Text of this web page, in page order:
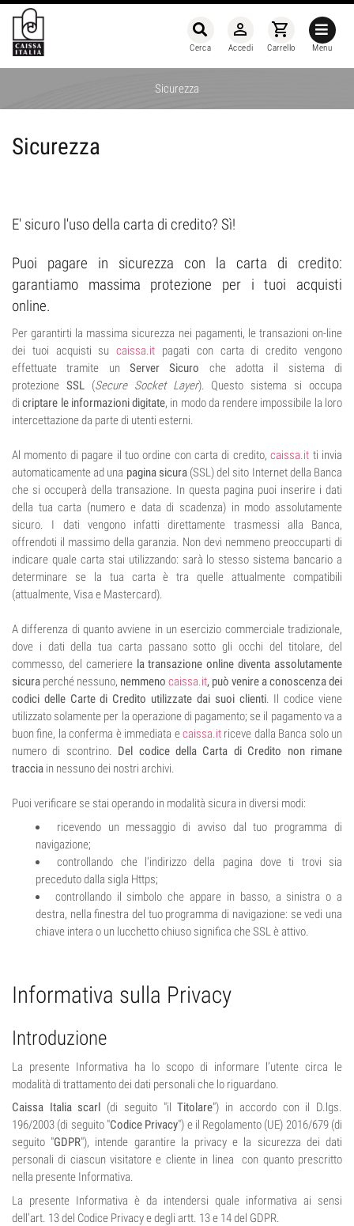
Menu
shopping_cart
Carrello
person_outline
Accedi
Cerca
Sicurezza
Sicurezza
E' sicuro l'uso della carta di credito? Sì!
Puoi pagare in sicurezza con la carta di credito:
garantiamo massima protezione per i tuoi acquisti
online.
Per garantirti la massima sicurezza nei pagamenti, le transazioni on-line
dei tuoi acquisti sucaissa.it pagati con carta di credito vengono
effettuate tramite un Server Sicuro che adotta il sistema di
protezione SSL (Secure Socket Layer). Questo sistema si occupa
dicriptare le informazioni digitate, in modo da rendere impossibile la loro
intercettazione da parte di utenti esterni.
Al momento di pagare il tuo ordine con carta di credito,caissa.it ti invia
automaticamente ad una pagina sicura(SSL) del sito Internet della Banca
che si occuperà della transazione. In questa pagina puoi inserire i dati
della tua carta (numero e data di scadenza) in modo assolutamente
sicuro. I dati vengono infatti direttamente trasmessi alla Banca,
offrendoti il massimo della garanzia. Non devi nemmeno preoccuparti di
indicare quale carta stai utilizzando: sarà lo stesso sistema bancario a
determinare se la tua carta è tra quelle attualmente compatibili
(attualmente, Visa e Mastercard).
A differenza di quanto avviene in un esercizio commerciale tradizionale,
dove i dati della tua carta passano sotto gli occhi del titolare, del
commesso, del cameriere la transazione online diventa assolutamente
sicura perché nessuno, nemmeno caissa.it, può venire a conoscenza dei
codici delle Carte di Credito utilizzate dai suoi clienti. Il codice viene
utilizzato solamente per la operazione di pagamento; se il pagamento va a
buon fine, la conferma è immediata ecaissa.itriceve dalla Banca solo un
numero di scontrino. Del codice della Carta di Credito non rimane
traccia in nessuno dei nostri archivi.
Puoi verificare se stai operando in modalità sicura in diversi modi:
ricevendo un messaggio di avviso dal tuo programma di
navigazione;
controllando che l'indirizzo della pagina dove ti trovi sia
preceduto dalla sigla Https;
controllando il simbolo che appare in basso, a sinistra o a
destra, nella finestra del tuo programma di navigazione: se vedi una
chiave intera o un lucchetto chiuso significa che SSL è attivo.
Informativa sulla Privacy
Introduzione
La presente Informativa ha lo scopo di informare l’utente circa le
modalità di trattamento dei dati personali che lo riguardano.
Caissa Italia scarl
(di seguito "ilTitolare") in accordo con il D.lgs.
196/2003 (di seguito "Codice Privacy") e il Regolamento (UE) 2016/679 (di
seguito "GDPR"), intende garantire la privacy e la sicurezza dei dati
personali di ciascun visitatore e cliente in linea con quanto prescritto
nella presente Informativa.
La presente Informativa è da intendersi quale informativa ai sensi
dell’art. 13 del Codice Privacy e degli artt. 13 e 14 del GDPR.